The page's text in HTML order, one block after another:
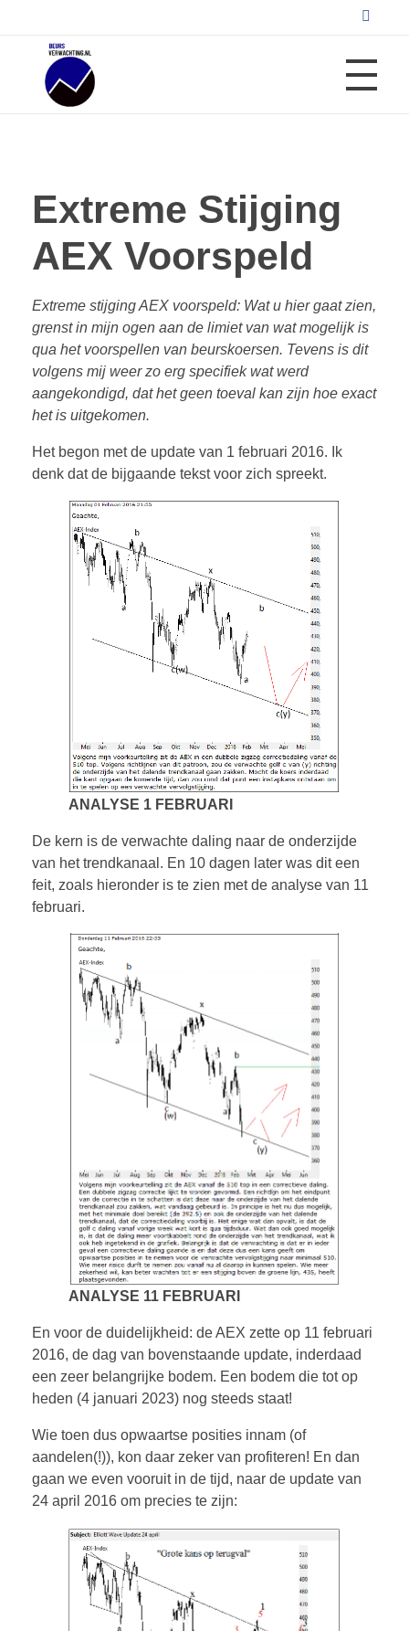
ARCHIEF AEX GRAFIEK
REVIEWS
OVER MIJ
CONTACT
Extreme Stijging
AEX Voorspeld
Extreme stijging AEX voorspeld: Wat u hier gaat zien,
grenst in mijn ogen aan de limiet van wat mogelijk is
qua het voorspellen van beurskoersen. Tevens is dit
volgens mij weer zo erg specifiek wat werd
aangekondigd, dat het geen toeval kan zijn hoe exact
het is uitgekomen.
Het begon met de update van 1 februari 2016. Ik
denk dat de bijgaande tekst voor zich spreekt.
ANALYSE 1 FEBRUARI
De kern is de verwachte daling naar de onderzijde
van het trendkanaal. En 10 dagen later was dit een
feit, zoals hieronder is te zien met de analyse van 11
februari.
ANALYSE 11 FEBRUARI
En voor de duidelijkheid: de AEX zette op 11 februari
2016, de dag van bovenstaande update, inderdaad
een zeer belangrijke bodem. Een bodem die tot op
heden (4 januari 2023) nog steeds staat!
Wie toen dus opwaartse posities innam (of
aandelen(!)), kon daar zeker van profiteren! En dan
gaan we even vooruit in de tijd, naar de update van
24 april 2016 om precies te zijn: